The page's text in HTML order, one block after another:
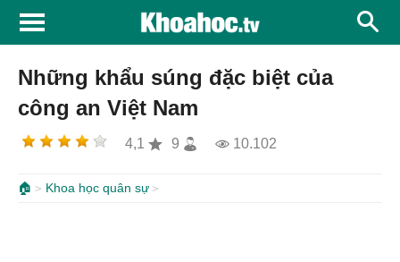
Những khẩu súng đặc biệt của
công an Việt Nam
4,1 9 10.102
🏠 Khoa học quân sự